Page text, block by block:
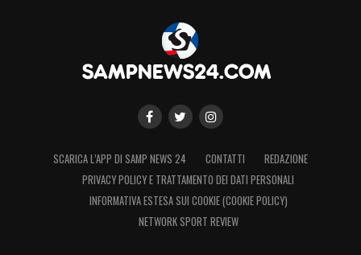
SCARICA L’APP DI SAMP NEWS 24 CONTATTI
REDAZIONE
PRIVACY POLICY E TRATTAMENTO DEI DATI PERSONALI
INFORMATIVA ESTESA SUI COOKIE (COOKIE POLICY)
NETWORK SPORT REVIEW